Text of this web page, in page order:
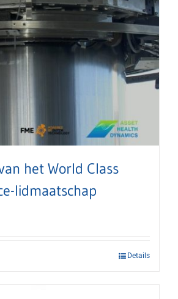
het World Class
lidmaatschap
Details